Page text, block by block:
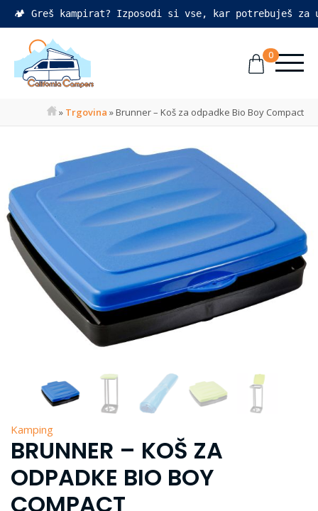
🏕️ Greš kampirat? Izposodi si vse, kar potrebuješ
0
» Trgovina »Brunner – Koš za odpadke Bio Boy Compact
Kamping
BRUNNER – KOŠ ZA
ODPADKE BIO BOY
COMPACT